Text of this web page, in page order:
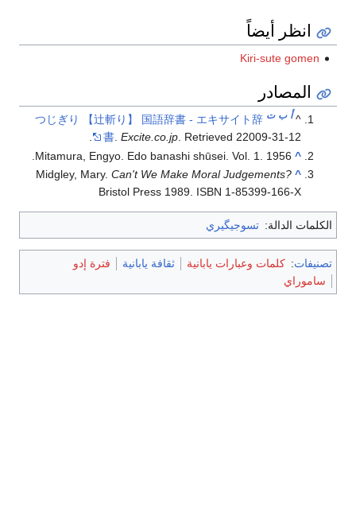
انظر أيضاً
Kiri-sute gomen
المصادر
^أ ب ت つじぎり 【辻斬り】 国語辞書 - エキサイト辞
書.Excite.co.jp. Retrieved 22009-31-12.
^
Mitamura, Engyo. Edo banashi shūsei. Vol. 1. 1956.
^
Midgley, Mary.Can't We Make Moral Judgements?
Bristol Press 1989. ISBN 1-85399-166-X
الكلمات الدالة: تسوجيگيري
تصنيفات: كلمات وعبارات يابانية ثقافة يابانية
فترة إدو
ساموراي